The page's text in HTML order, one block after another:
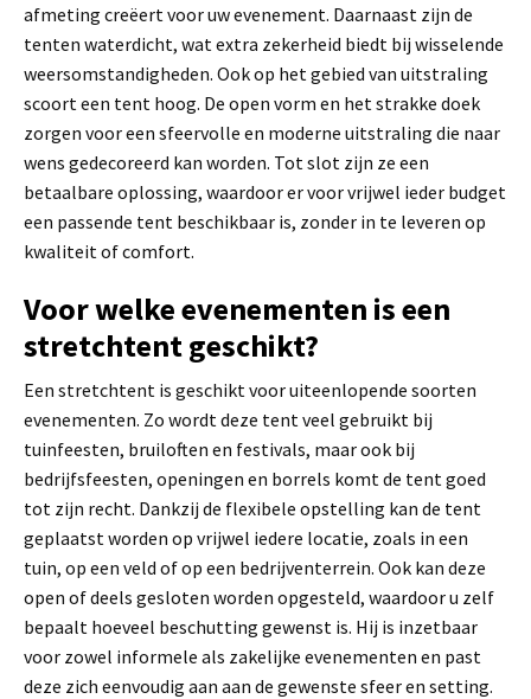
afmeting creëert voor uw evenement. Daarnaast zijn de
tenten waterdicht, wat extra zekerheid biedt bij wisselende
weersomstandigheden. Ook op het gebied van uitstraling
scoort een tent hoog. De open vorm en het strakke doek
zorgen voor een sfeervolle en moderne uitstraling die naar
wens gedecoreerd kan worden. Tot slot zijn ze een
betaalbare oplossing, waardoor er voor vrijwel ieder budget
een passende tent beschikbaar is, zonder in te leveren op
kwaliteit of comfort.
Voor welke evenementen is een
stretchtent geschikt?
Een stretchtent is geschikt voor uiteenlopende soorten
evenementen. Zo wordt deze tent veel gebruikt bij
tuinfeesten, bruiloften en festivals, maar ook bij
bedrijfsfeesten, openingen en borrels komt de tent goed
tot zijn recht. Dankzij de flexibele opstelling kan de tent
geplaatst worden op vrijwel iedere locatie, zoals in een
tuin, op een veld of op een bedrijventerrein. Ook kan deze
open of deels gesloten worden opgesteld, waardoor u zelf
bepaalt hoeveel beschutting gewenst is. Hij is inzetbaar
voor zowel informele als zakelijke evenementen en past
deze zich eenvoudig aan aan de gewenste sfeer en setting.